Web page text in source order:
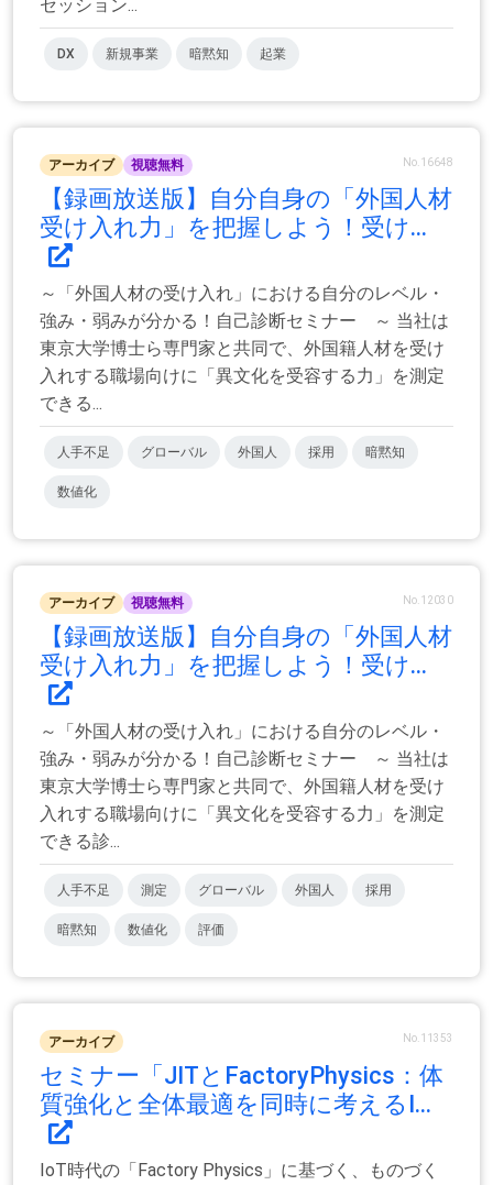
セッション...
DX 新規事業 暗黙知 起業
アーカイブ 視聴無料 No.16648
【録画放送版】自分自身の「外国人材
受け入れ力」を把握しよう！受け...
～「外国人材の受け入れ」における自分のレベル・
強み・弱みが分かる！自己診断セミナー ～ 当社は
東京大学博士ら専門家と共同で、外国籍人材を受け
入れする職場向けに「異文化を受容する力」を測定
できる...
人手不足 グローバル 外国人 採用 暗黙知
数値化
アーカイブ 視聴無料 No.12030
【録画放送版】自分自身の「外国人材
受け入れ力」を把握しよう！受け...
～「外国人材の受け入れ」における自分のレベル・
強み・弱みが分かる！自己診断セミナー ～ 当社は
東京大学博士ら専門家と共同で、外国籍人材を受け
入れする職場向けに「異文化を受容する力」を測定
できる診...
人手不足 測定 グローバル 外国人 採用
暗黙知 数値化 評価
アーカイブ No.11353
セミナー「JITとFactoryPhysics：体
質強化と全体最適を同時に考えるI...
IoT時代の「Factory Physics」に基づく、ものづく